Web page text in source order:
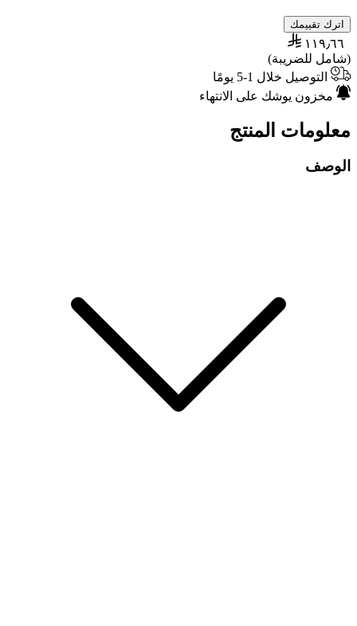
اترك تقييمك
١١٩٫٦٦
(شامل للضريبة)
التوصيل خلال 1-5 يومًا
مخزون يوشك على الانتهاء
معلومات المنتج
الوصف